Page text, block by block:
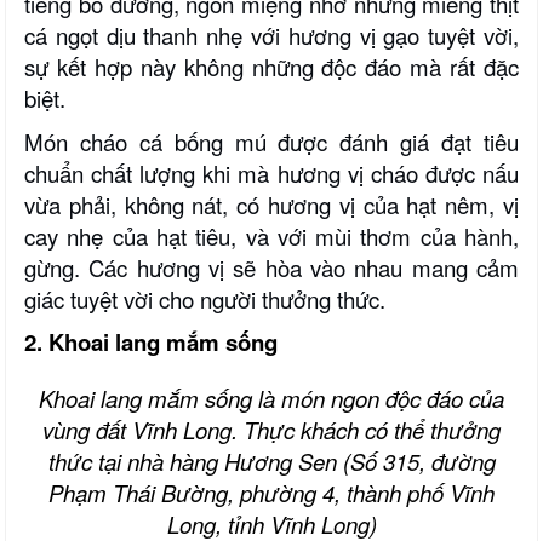
cá ngọt dịu thanh nhẹ với hương vị gạo tuyệt vời,
sự kết hợp này không những độc đáo mà rất đặc
biệt.
Món cháo cá bống mú được đánh giá đạt tiêu
chuẩn chất lượng khi mà hương vị cháo được nấu
vừa phải, không nát, có hương vị của hạt nêm, vị
cay nhẹ của hạt tiêu, và với mùi thơm của hành,
gừng. Các hương vị sẽ hòa vào nhau mang cảm
giác tuyệt vời cho người thưởng thức.
2. Khoai lang mắm sống
Khoai lang mắm sống là món ngon độc đáo của
vùng đất Vĩnh Long. Thực khách có thể thưởng
thức tại nhà hàng Hương Sen (Số 315, đường
Phạm Thái Bường, phường 4, thành phố Vĩnh
Long, tỉnh Vĩnh Long)